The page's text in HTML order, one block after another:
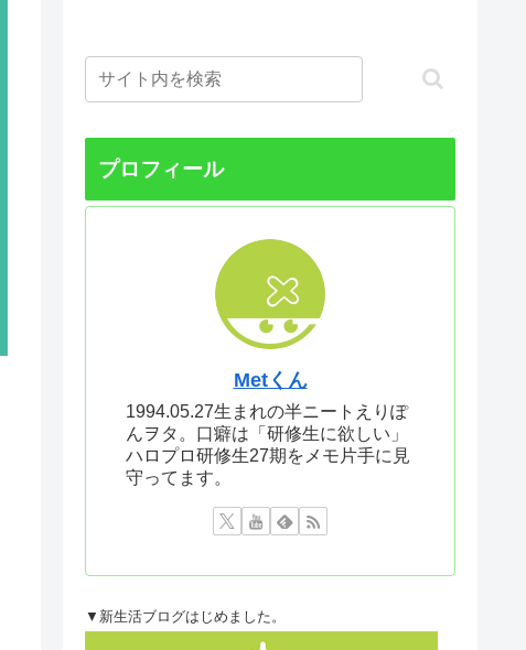
プロフィール
Metくん
1994.05.27生まれの半ニートえりぽ
んヲタ。口癖は「研修生に欲しい」
ハロプロ研修生27期をメモ片手に見
守ってます。
▼新生活ブログはじめました。